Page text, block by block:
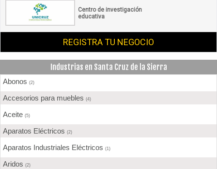
Centro de investigación
educativa
REGISTRA TU NEGOCIO
Industrias en Santa Cruz de la Sierra
Abonos (2)
Accesorios para muebles (4)
Aceite (5)
Aparatos Eléctricos (2)
Aparatos Industriales Eléctricos (1)
Aridos (2)